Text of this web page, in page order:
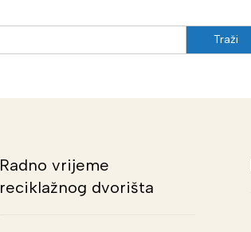
Radno vrijeme
reciklažnog dvorišta